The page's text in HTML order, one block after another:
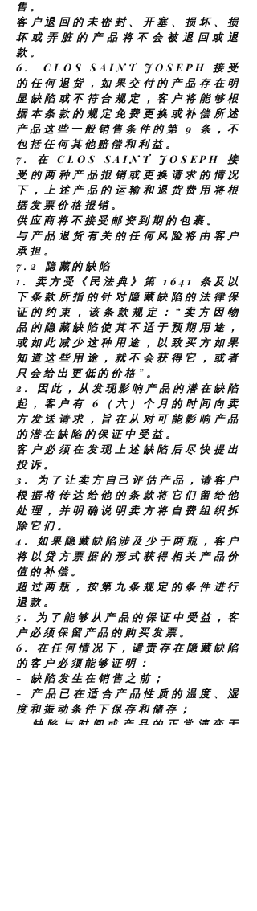
售。
客户退回的未密封、开塞、损坏、损
坏或弄脏的产品将不会被退回或退
款。
6.
CLOS SAINT JOSEPH 接受
的任何退货，如果交付的产品存在明
显缺陷或不符合规定，客户将能够根
据本条款的规定免费更换或补偿所述
产品这些一般销售条件的第 9 条，不
包括任何其他赔偿和利益。
7.
在 CLOS SAINT JOSEPH 接
受的两种产品报销或更换请求的情况
下，上述产品的运输和退货费用将根
据发票价格报销。
供应商将不接受邮资到期的包裹。
与产品退货有关的任何风险将由客户
承担。
7.2 隐藏的缺陷
1.
卖方受《民法典》第 1641 条及以
下条款所指的针对隐藏缺陷的法律保
证的约束，该条款规定：“卖方因物
品的隐藏缺陷使其不适于预期用途，
或如此减少这种用途，以致买方如果
知道这些用途，就不会获得它，或者
只会给出更低的价格”。
2.
因此，从发现影响产品的潜在缺陷
起，客户有 6（六）个月的时间向卖
方发送请求，旨在从对可能影响产品
的潜在缺陷的保证中受益。
客户必须在发现上述缺陷后尽快提出
投诉。
3.
为了让卖方自己评估产品，请客户
根据将传达给他的条款将它们留给他
处理，并明确说明卖方将自费组织拆
除它们。
4.
如果隐藏缺陷涉及少于两瓶，客户
将以贷方票据的形式获得相关产品价
值的补偿。
超过两瓶，按第九条规定的条件进行
退款。
5.
为了能够从产品的保证中受益，客
户必须保留产品的购买发票。
6.
在任何情况下，谴责存在隐藏缺陷
的客户必须能够证明：
- 缺陷发生在销售之前；
- 产品已在适合产品性质的温度、湿
度和振动条件下保存和储存；
- 缺陷与时间或产品的正常演变无